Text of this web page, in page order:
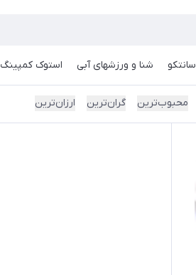
سانتکو شنا و ورزشهای آبی استوک کمپینگ
محبوب‌ترین گران‌ترین ارزان‌ترین